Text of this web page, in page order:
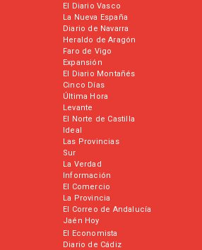
El Diario Vasco
La Nueva España
Diario de Navarra
Heraldo de Aragón
Faro de Vigo
Expansión
El Diario Montañés
Cinco Días
Última Hora
Levante
El Norte de Castilla
Ideal
Las Provincias
Sur
La Verdad
Información
El Comercio
La Provincia
El Correo de Andalucía
Jaén Hoy
El Economista
Diario de Cádiz